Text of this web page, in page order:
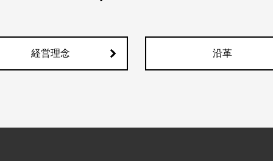
経営理念 沿革